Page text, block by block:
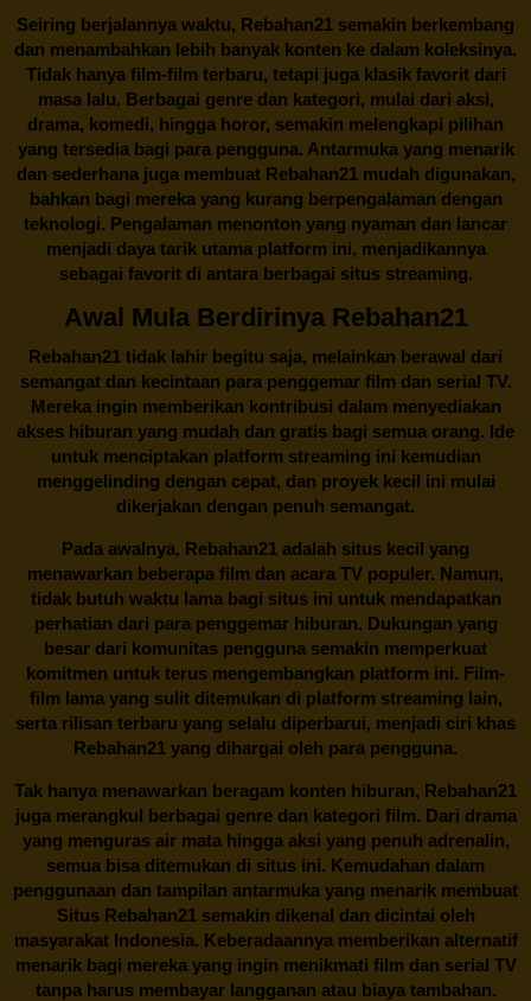
Seiring berjalannya waktu, Rebahan21 semakin berkembang
dan menambahkan lebih banyak konten ke dalam koleksinya.
Tidak hanya film-film terbaru, tetapi juga klasik favorit dari
masa lalu. Berbagai genre dan kategori, mulai dari aksi,
drama, komedi, hingga horor, semakin melengkapi pilihan
yang tersedia bagi para pengguna. Antarmuka yang menarik
dan sederhana juga membuatRebahan21mudah digunakan,
bahkan bagi mereka yang kurang berpengalaman dengan
teknologi. Pengalaman menonton yang nyaman dan lancar
menjadi daya tarik utama platform ini, menjadikannya
sebagai favorit di antara berbagai situs streaming.
Awal Mula Berdirinya Rebahan21
Rebahan21 tidak lahir begitu saja, melainkan berawal dari
semangat dan kecintaan para penggemar film dan serial TV.
Mereka ingin memberikan kontribusi dalam menyediakan
akses hiburan yang mudah dan gratis bagi semua orang. Ide
untuk menciptakan platform streaming ini kemudian
menggelinding dengan cepat, dan proyek kecil ini mulai
dikerjakan dengan penuh semangat.
Pada awalnya, Rebahan21 adalah situs kecil yang
menawarkan beberapa film dan acara TV populer. Namun,
tidak butuh waktu lama bagi situs ini untuk mendapatkan
perhatian dari para penggemar hiburan. Dukungan yang
besar dari komunitas pengguna semakin memperkuat
komitmen untuk terus mengembangkan platform ini. Film-
film lama yang sulit ditemukan di platform streaming lain,
serta rilisan terbaru yang selalu diperbarui, menjadi ciri khas
Rebahan21 yang dihargai oleh para pengguna.
Tak hanya menawarkan beragam konten hiburan, Rebahan21
juga merangkul berbagai genre dan kategori film. Dari drama
yang menguras air mata hingga aksi yang penuh adrenalin,
semua bisa ditemukan di situs ini. Kemudahan dalam
penggunaan dan tampilan antarmuka yang menarik membuat
Situs Rebahan21semakin dikenal dan dicintai oleh
masyarakat Indonesia. Keberadaannya memberikan alternatif
menarik bagi mereka yang ingin menikmati film dan serial TV
tanpa harus membayar langganan atau biaya tambahan.